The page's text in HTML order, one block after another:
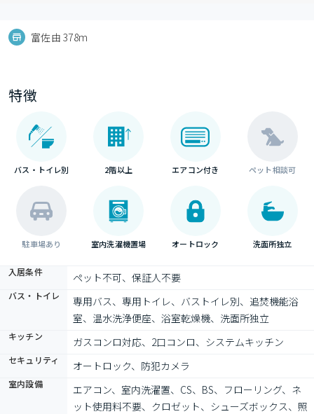
富佐由 378m
特徴
バス・トイレ別 2階以上 エアコン付き ペット相談可
駐車場あり 室内洗濯機置場 オートロック 洗面所独立
入居条件 ペット不可、保証人不要
バス・トイレ
専用バス、専用トイレ、バストイレ別、追焚機能浴
室、温水洗浄便座、浴室乾燥機、洗面所独立
キッチン ガスコンロ対応、2口コンロ、システムキッチン
セキュリティ オートロック、防犯カメラ
室内設備
エアコン、室内洗濯置、CS、BS、フローリング、ネ
ット使用料不要、クロゼット、シューズボックス、照